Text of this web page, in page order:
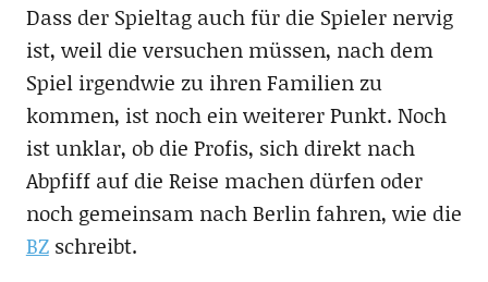
Dass der Spieltag auch für die Spieler nervig
ist, weil die versuchen müssen, nach dem
Spiel irgendwie zu ihren Familien zu
kommen, ist noch ein weiterer Punkt. Noch
ist unklar, ob die Profis, sich direkt nach
Abpfiff auf die Reise machen dürfen oder
noch gemeinsam nach Berlin fahren, wie die
BZschreibt.